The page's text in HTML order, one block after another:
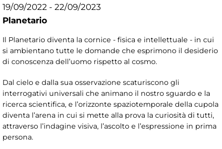
19/09/2022 - 22/09/2023
Planetario
Il Planetario diventa la cornice - fisica e intellettuale - in cui
si ambientano tutte le domande che esprimono il desiderio
di conoscenza dell’uomo rispetto al cosmo.
Dal cielo e dalla sua osservazione scaturiscono gli
interrogativi universali che animano il nostro sguardo e la
ricerca scientifica, e l’orizzonte spaziotemporale della cupola
diventa l’arena in cui si mette alla prova la curiosità di tutti,
attraverso l’indagine visiva, l’ascolto e l’espressione in prima
persona.